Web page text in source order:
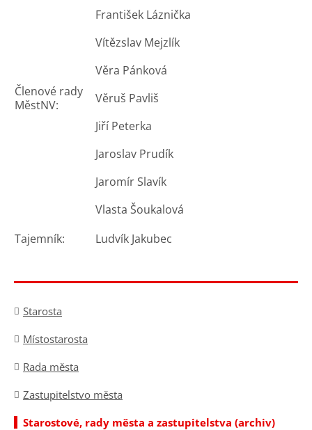
Členové rady
MěstNV:
František Láznička
Vítězslav Mejzlík
Věra Pánková
Věruš Pavliš
Jiří Peterka
Jaroslav Prudík
Jaromír Slavík
Vlasta Šoukalová
Tajemník:
Ludvík Jakubec
Starosta
Místostarosta
Rada města
Zastupitelstvo města
Starostové, rady města a zastupitelstva (archiv)